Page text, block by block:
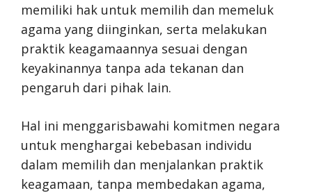
memiliki hak untuk memilih dan memeluk
agama yang diinginkan, serta melakukan
praktik keagamaannya sesuai dengan
keyakinannya tanpa ada tekanan dan
pengaruh dari pihak lain.
Hal ini menggarisbawahi komitmen negara
untuk menghargai kebebasan individu
dalam memilih dan menjalankan praktik
keagamaan, tanpa membedakan agama,